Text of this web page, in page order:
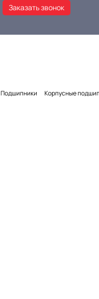
Заказать звонок
Подшипники Корпусные